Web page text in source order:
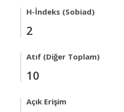
H-İndeks (Sobiad)
2
Atıf (Diğer Toplam)
10
Açık Erişim